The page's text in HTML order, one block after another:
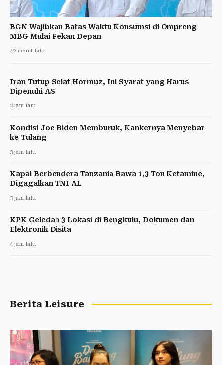
BGN Wajibkan Batas Waktu Konsumsi di Ompreng
MBG Mulai Pekan Depan
42 menit lalu
Iran Tutup Selat Hormuz, Ini Syarat yang Harus
Dipenuhi AS
2 jam lalu
Kondisi Joe Biden Memburuk, Kankernya Menyebar
ke Tulang
3 jam lalu
Kapal Berbendera Tanzania Bawa 1,3 Ton Ketamine,
Digagalkan TNI AL
3 jam lalu
KPK Geledah 3 Lokasi di Bengkulu, Dokumen dan
Elektronik Disita
4 jam lalu
Berita Leisure